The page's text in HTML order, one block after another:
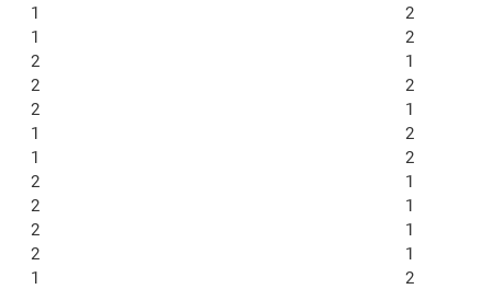
1
2
1
2
2
1
2
2
2
1
1
2
1
2
2
1
2
1
2
1
2
1
1
2